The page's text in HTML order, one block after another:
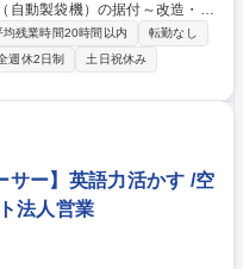
自動製袋機）の据付～改造・修
等は機械に対するもので工場
業機械(自動
/機械の改良納品前の分解など
度＞・国内出張：月2～3回程
種によっては2か月に1回程度
半年～1年目安に1人で出張 ※
械～
均残業時間20時間以内
転勤なし
週休2日制
土日祝休み
サー】英語力活かす /空
法人営業